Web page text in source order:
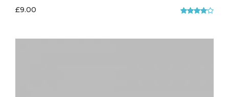
n4.00
£9.00